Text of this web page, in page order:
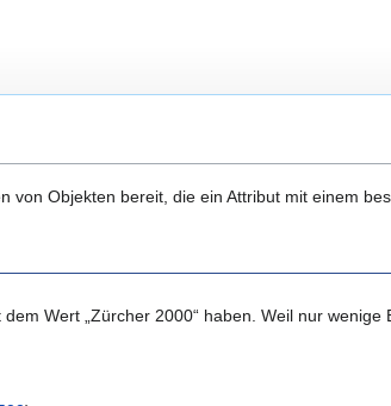
von Objekten bereit, die ein Attribut mit einem
dem Wert „Zürcher 2000“ haben. Weil nur